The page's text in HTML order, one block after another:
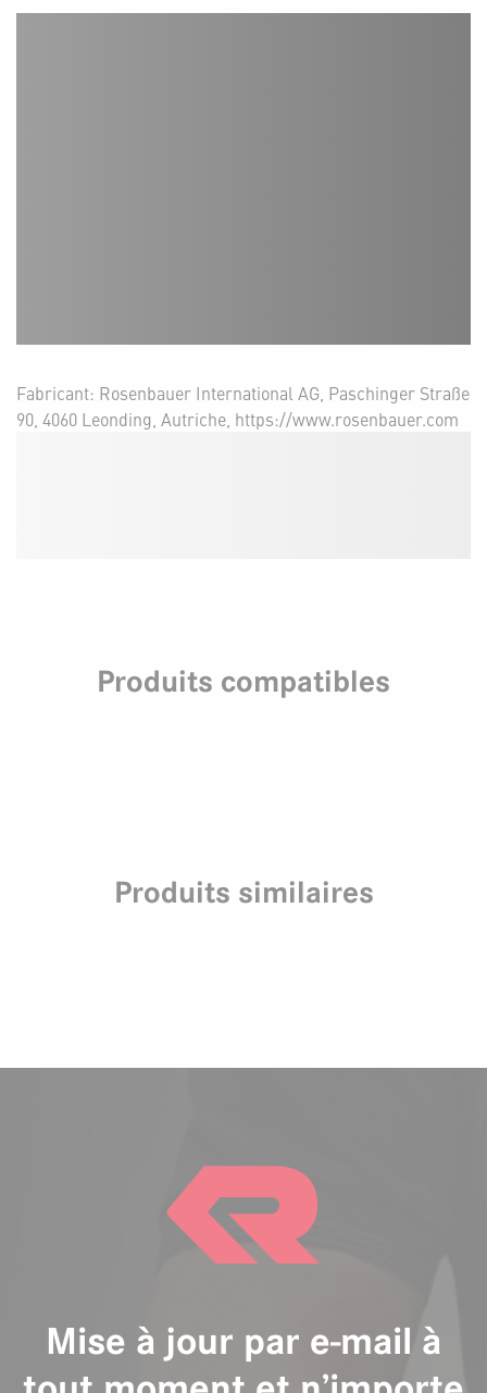
Fabricant: Rosenbauer International AG, Paschinger Straße
90, 4060 Leonding, Autriche, https://www.rosenbauer.com
Produits compatibles
Produits similaires
Mise à jour par e-mail à